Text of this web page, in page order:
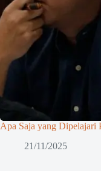
Apa Saja yang Dipelajari
21/11/2025